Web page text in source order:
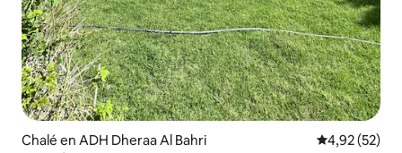
Chalé en ADH Dheraa Al Bahri Calificación
4,92 (52)